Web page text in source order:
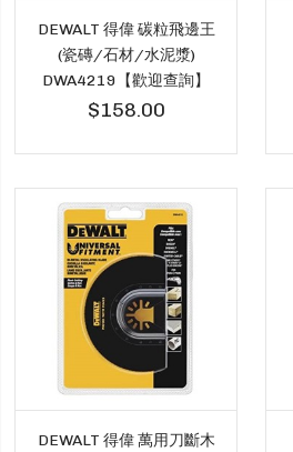
DEWALT 得偉 碳粒飛邊王
(瓷磚/石材/水泥漿)
DWA4219【歡迎查詢】
$158.00
DEWALT 得偉 萬用刀斷木